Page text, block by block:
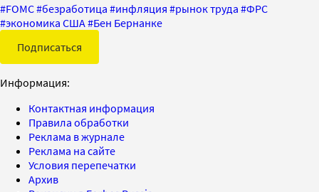
#FOMC#безработица #инфляция #рынок труда #ФРС
#экономика США#Бен Бернанке
Подписаться
Информация:
Контактная информация
Правила обработки
Реклама в журнале
Реклама на сайте
Условия перепечатки
Архив